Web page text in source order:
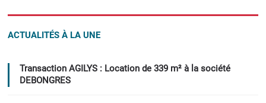
ACTUALITÉS À LA UNE
Transaction AGILYS : Location de 339 m² à la société
DEBONGRES